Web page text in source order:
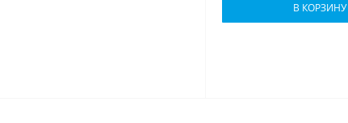
В КОРЗИНУ